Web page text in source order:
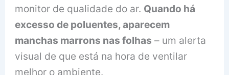
monitor de qualidade do ar. Quando há
excesso de poluentes, aparecem
manchas marrons nas folhas – um alerta
visual de que está na hora de ventilar
melhor o ambiente.